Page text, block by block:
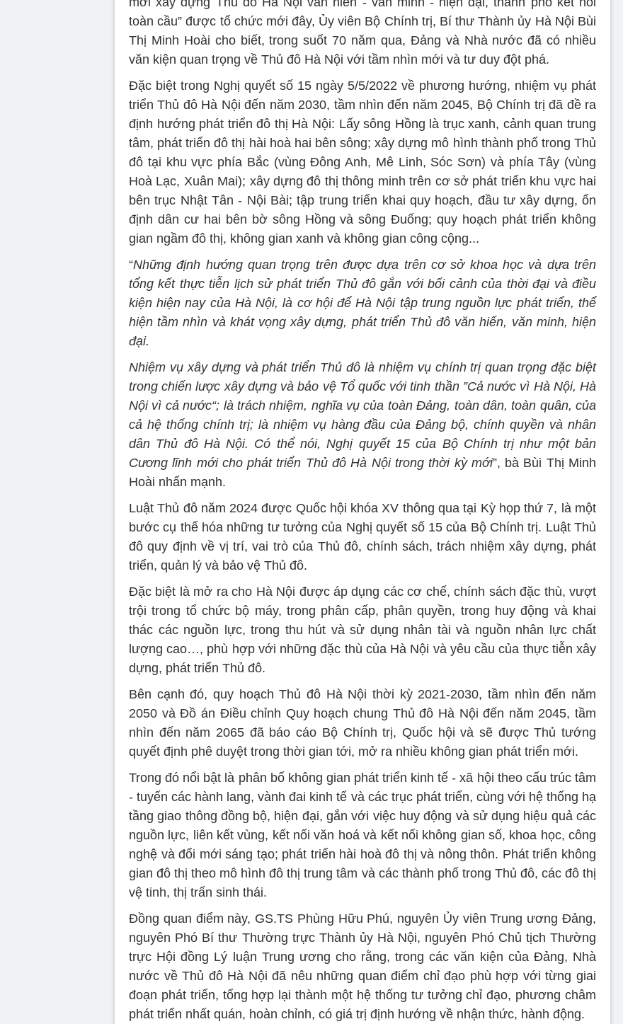
toàn cầu” được tổ chức mới đây, Ủy viên Bộ Chính trị, Bí thư Thành ủy Hà Nội Bùi
Thị Minh Hoài cho biết, trong suốt 70 năm qua, Đảng và Nhà nước đã có nhiều
văn kiện quan trọng về Thủ đô Hà Nội với tầm nhìn mới và tư duy đột phá.
Đặc biệt trong Nghị quyết số 15 ngày 5/5/2022 về phương hướng, nhiệm vụ phát
triển Thủ đô Hà Nội đến năm 2030, tầm nhìn đến năm 2045, Bộ Chính trị đã đề ra
định hướng phát triển đô thị Hà Nội: Lấy sông Hồng là trục xanh, cảnh quan trung
tâm, phát triển đô thị hài hoà hai bên sông; xây dựng mô hình thành phố trong Thủ
đô tại khu vực phía Bắc (vùng Đông Anh, Mê Linh, Sóc Sơn) và phía Tây (vùng
Hoà Lạc, Xuân Mai); xây dựng đô thị thông minh trên cơ sở phát triển khu vực hai
bên trục Nhật Tân - Nội Bài; tập trung triển khai quy hoạch, đầu tư xây dựng, ổn
định dân cư hai bên bờ sông Hồng và sông Đuống; quy hoạch phát triển không
gian ngầm đô thị, không gian xanh và không gian công cộng...
“Những định hướng quan trọng trên được dựa trên cơ sở khoa học và dựa trên
tổng kết thực tiễn lịch sử phát triển Thủ đô gắn với bối cảnh của thời đại và điều
kiện hiện nay của Hà Nội, là cơ hội để Hà Nội tập trung nguồn lực phát triển, thể
hiện tầm nhìn và khát vọng xây dựng, phát triển Thủ đô văn hiến, văn minh, hiện
đại.
Nhiệm vụ xây dựng và phát triển Thủ đô là nhiệm vụ chính trị quan trọng đặc biệt
trong chiến lược xây dựng và bảo vệ Tổ quốc với tinh thần ”Cả nước vì Hà Nội, Hà
Nội vì cả nước“; là trách nhiệm, nghĩa vụ của toàn Đảng, toàn dân, toàn quân, của
cả hệ thống chính trị; là nhiệm vụ hàng đầu của Đảng bộ, chính quyền và nhân
dân Thủ đô Hà Nội. Có thể nói, Nghị quyết 15 của Bộ Chính trị như một bản
Cương lĩnh mới cho phát triển Thủ đô Hà Nội trong thời kỳ mới”, bà Bùi Thị Minh
Hoài nhấn mạnh.
Luật Thủ đô năm 2024 được Quốc hội khóa XV thông qua tại Kỳ họp thứ 7, là một
bước cụ thể hóa những tư tưởng của Nghị quyết số 15 của Bộ Chính trị. Luật Thủ
đô quy định về vị trí, vai trò của Thủ đô, chính sách, trách nhiệm xây dựng, phát
triển, quản lý và bảo vệ Thủ đô.
Đặc biệt là mở ra cho Hà Nội được áp dụng các cơ chế, chính sách đặc thù, vượt
trội trong tổ chức bộ máy, trong phân cấp, phân quyền, trong huy động và khai
thác các nguồn lực, trong thu hút và sử dụng nhân tài và nguồn nhân lực chất
lượng cao…, phù hợp với những đặc thù của Hà Nội và yêu cầu của thực tiễn xây
dựng, phát triển Thủ đô.
Bên cạnh đó, quy hoạch Thủ đô Hà Nội thời kỳ 2021-2030, tầm nhìn đến năm
2050 và Đồ án Điều chỉnh Quy hoạch chung Thủ đô Hà Nội đến năm 2045, tầm
nhìn đến năm 2065 đã báo cáo Bộ Chính trị, Quốc hội và sẽ được Thủ tướng
quyết định phê duyệt trong thời gian tới, mở ra nhiều không gian phát triển mới.
Trong đó nổi bật là phân bố không gian phát triển kinh tế - xã hội theo cấu trúc tâm
- tuyến các hành lang, vành đai kinh tế và các trục phát triển, cùng với hệ thống hạ
tầng giao thông đồng bộ, hiện đại, gắn với việc huy động và sử dụng hiệu quả các
nguồn lực, liên kết vùng, kết nối văn hoá và kết nối không gian số, khoa học, công
nghệ và đổi mới sáng tạo; phát triển hài hoà đô thị và nông thôn. Phát triển không
gian đô thị theo mô hình đô thị trung tâm và các thành phố trong Thủ đô, các đô thị
vệ tinh, thị trấn sinh thái.
Đồng quan điểm này, GS.TS Phùng Hữu Phú, nguyên Ủy viên Trung ương Đảng,
nguyên Phó Bí thư Thường trực Thành ủy Hà Nội, nguyên Phó Chủ tịch Thường
trực Hội đồng Lý luận Trung ương cho rằng, trong các văn kiện của Đảng, Nhà
nước về Thủ đô Hà Nội đã nêu những quan điểm chỉ đạo phù hợp với từng giai
đoạn phát triển, tổng hợp lại thành một hệ thống tư tưởng chỉ đạo, phương châm
phát triển nhất quán, hoàn chỉnh, có giá trị định hướng về nhận thức, hành động.